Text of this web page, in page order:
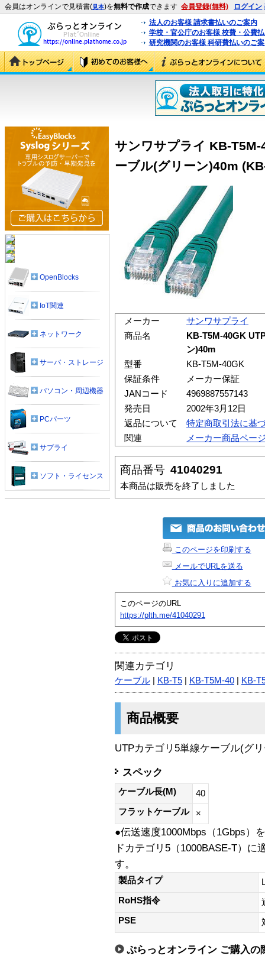
会員はオンラインで見積書(見本)を無料で作成できます 会員登録(無料) ログイン
法人のお客様 請求書払いのご案内
学校・官公庁のお客様 校費・公費
研究機関のお客様 科研費払いのご
サンワサプライ KB-
ーブル(グリーン)40m
メーカー
サンワサプライ
商品名
KB-T5M-40GK
ン)40m
型番
KB-T5M-40GK
保証条件
メーカー保証
JANコード
4969887557143
発売日
2002年3月12日
返品について
特定商取引法に基
関連
メーカー商品ペー
商品番号 41040291
本商品は販売を終了しました
このページを印刷する
メールでURLを送る
お気に入りに追加する
このページのURL
https://plth.me/41040291
関連カテゴリ
ケーブル KB-T5 KB-T5M-40 KB-
商品概要
UTPカテゴリ5単線ケーブル(グ
スペック
ケーブル長(M)
40
フラットケーブル
×
●伝送速度1000Mbps（1Gbps）
ドカテゴリ5（1000BASE-T）
す。
製品タイプ
RoHS指令
PSE
ぷらっとオンライン ご購入の
OpenBlocks
IoT関連
ネットワーク
サーバ・ストレージ
パソコン・周辺機器
PCパーツ
サプライ
ソフト・ライセンス